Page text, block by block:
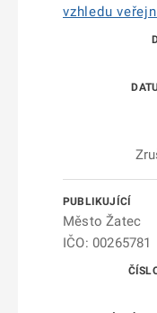
vzhledu
Město Žatec
IČO: 00265781